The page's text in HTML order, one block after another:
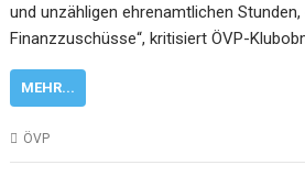
und unzähligen ehrenamtlichen
Finanzzuschüsse“, kritisiert ÖVP-
MEHR...
ÖVP